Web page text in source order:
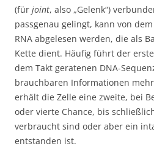
(für joint, also „Gelenk“)
passgenau gelingt, kann von
RNA abgelesen werden, die als
Kette dient. Häufig führt der
dem Takt geratenen DNA-
brauchbaren Informationen
erhält die Zelle eine zweite, bei
oder vierte Chance, bis
verbraucht sind oder aber ein
entstanden ist.